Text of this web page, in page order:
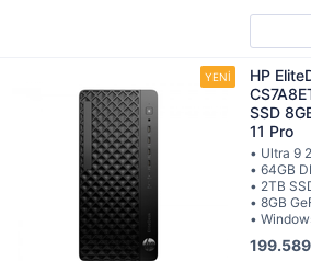
HP
SSD
11 Pro
• Ultra 9
• 64GB
• 2TB
• 8GB
•